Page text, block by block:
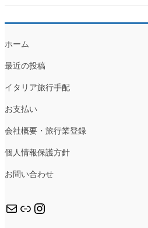
ホーム
最近の投稿
イタリア旅行手配
お支払い
会社概要・旅行業登録
個人情報保護方針
お問い合わせ
メール リンク Instagram